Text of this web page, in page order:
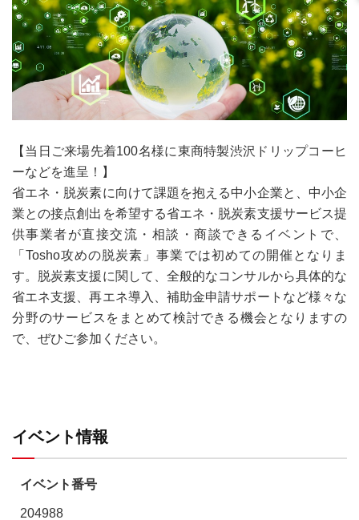
【当日ご来場先着100名様に東商特製渋沢ドリップコーヒ
ーなどを進呈！】
省エネ・脱炭素に向けて課題を抱える中小企業と、中小企
業との接点創出を希望する省エネ・脱炭素支援サービス提
供事業者が直接交流・相談・商談できるイベントで、
「Tosho攻めの脱炭素」事業では初めての開催となりま
す。脱炭素支援に関して、全般的なコンサルから具体的な
省エネ支援、再エネ導入、補助金申請サポートなど様々な
分野のサービスをまとめて検討できる機会となりますの
で、ぜひご参加ください。
イベント情報
イベント番号
204988